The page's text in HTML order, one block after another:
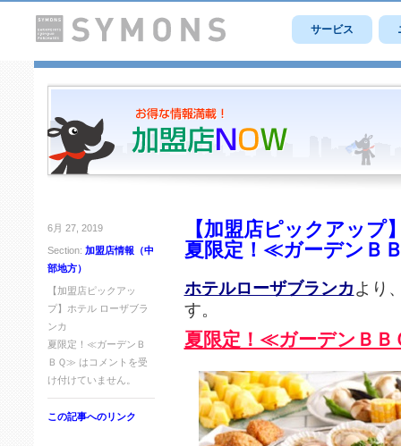
サービス
6月 27, 2019
Section: 加盟店情報（中
部地方）
【加盟店ピックアッ
プ】ホテル ローザブラ
ンカ
夏限定！≪ガーデンＢ
ＢＱ≫ は コメントを受
け付けていません。
この記事へのリンク
【加盟店ピックアッ
夏限定！≪ガーデンＢ
ホテルローザブランカより
す。
夏限定！≪ガーデンＢ